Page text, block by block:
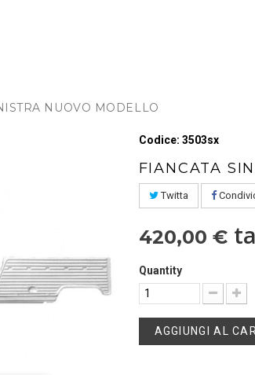
NUOVO MODELLO
Codice: 3503sx
FIANCATA
Twitta
420,00 €
Quantity
AGGIUNGI AL